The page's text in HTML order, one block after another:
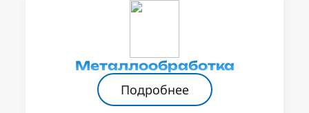
Металлообработка
Подробнее